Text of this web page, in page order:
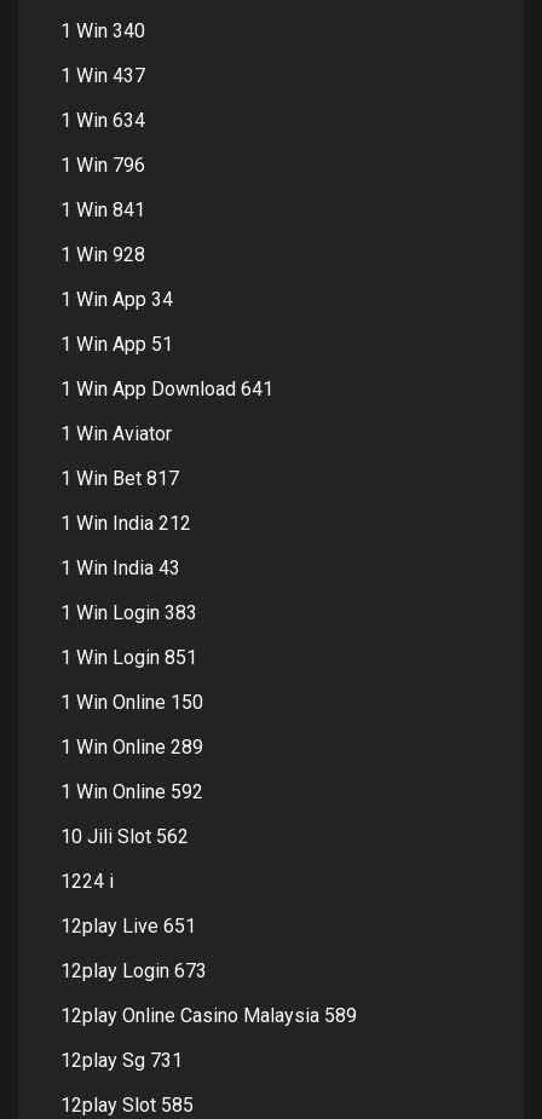
1 Win 340
1 Win 437
1 Win 634
1 Win 796
1 Win 841
1 Win 928
1 Win App 34
1 Win App 51
1 Win App Download 641
1 Win Aviator
1 Win Bet 817
1 Win India 212
1 Win India 43
1 Win Login 383
1 Win Login 851
1 Win Online 150
1 Win Online 289
1 Win Online 592
10 Jili Slot 562
1224 i
12play Live 651
12play Login 673
12play Online Casino Malaysia 589
12play Sg 731
12play Slot 585